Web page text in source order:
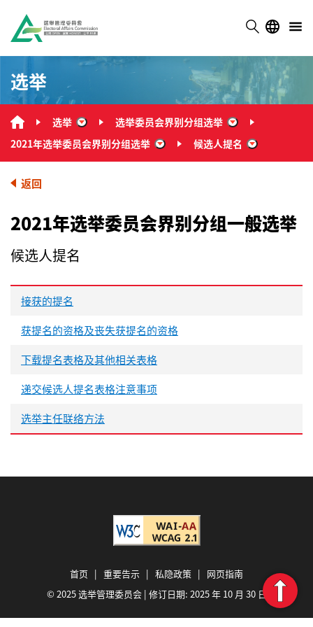
选举
选举 “选举”选举委员会界别分组选举
“选举委员会界
2021年选举委员会界别分组选举
“2021年选举委员会界别分组选
候选人提名 “候选人提
返回
2021年选举委员会界别分组一般选举
候选人提名
接获的提名
获提名的资格及丧失获提名的资格
下载提名表格及其他相关表格
递交候选人提名表格注意事项
选举主任联络方法
首页 | 重要告示 | 私隐政策 | 网页指南
© 2025 选举管理委员会 | 修订日期: 2025 年 10 月 30 日